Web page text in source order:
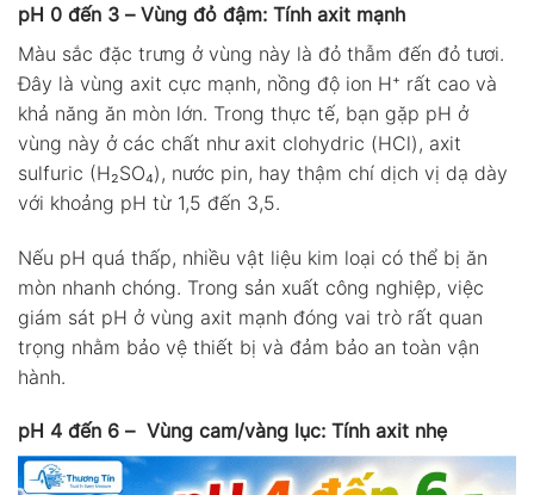
pH 0 đến 3 – Vùng đỏ đậm: Tính axit mạnh
Màu sắc đặc trưng ở vùng này là đỏ thẫm đến đỏ tươi.
Đây là vùng axit cực mạnh, nồng độ ion H⁺ rất cao và
khả năng ăn mòn lớn. Trong thực tế, bạn gặp pH ở
vùng này ở các chất như axit clohydric (HCl), axit
sulfuric (H₂SO₄), nước pin, hay thậm chí dịch vị dạ dày
với khoảng pH từ 1,5 đến 3,5.
Nếu pH quá thấp, nhiều vật liệu kim loại có thể bị ăn
mòn nhanh chóng. Trong sản xuất công nghiệp, việc
giám sát pH ở vùng axit mạnh đóng vai trò rất quan
trọng nhằm bảo vệ thiết bị và đảm bảo an toàn vận
hành.
pH 4 đến 6 – Vùng cam/vàng lục: Tính axit nhẹ